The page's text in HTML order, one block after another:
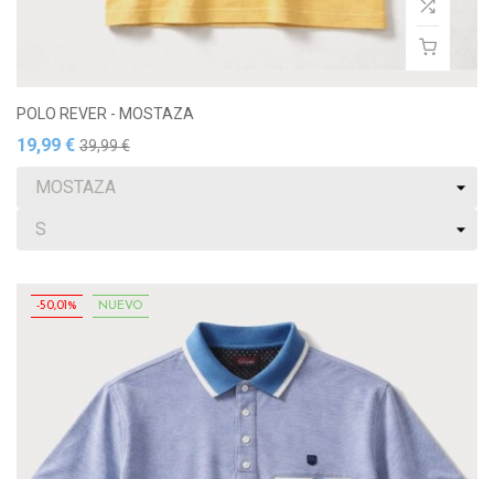
POLO REVER - MOSTAZA
19,99 € 39,99 €
-50,01% NUEVO